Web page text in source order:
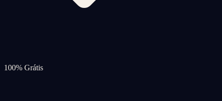
100% Grátis